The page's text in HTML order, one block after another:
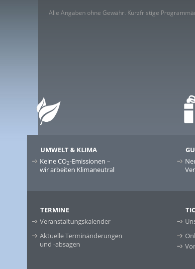
Alle Angaben ohne Gewähr. Kurzfristige
UMWELT & KLIMA
Keine CO2-Emissionen –
wir arbeiten Klimaneutral
TERMINE
Veranstaltungskalender
Aktuelle Terminänderungen
und -absagen